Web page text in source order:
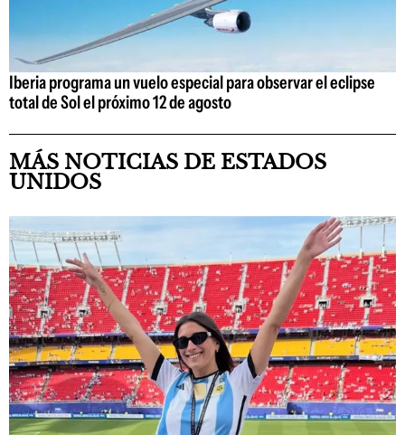
Iberia programa un vuelo especial para observar el eclipse
total de Sol el próximo 12 de agosto
MÁS NOTICIAS DE ESTADOS
UNIDOS